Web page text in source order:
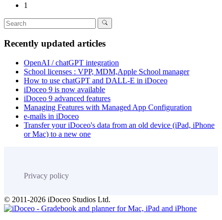
1
Recently updated articles
OpenAI / chatGPT integration
School licenses : VPP, MDM,Apple School manager
How to use chatGPT and DALL-E in iDoceo
iDoceo 9 is now available
iDoceo 9 advanced features
Managing Features with Managed App Configuration
e-mails in iDoceo
Transfer your iDoceo's data from an old device (iPad, iPhone
or Mac) to a new one
Privacy policy
© 2011-2026 iDoceo Studios Ltd.